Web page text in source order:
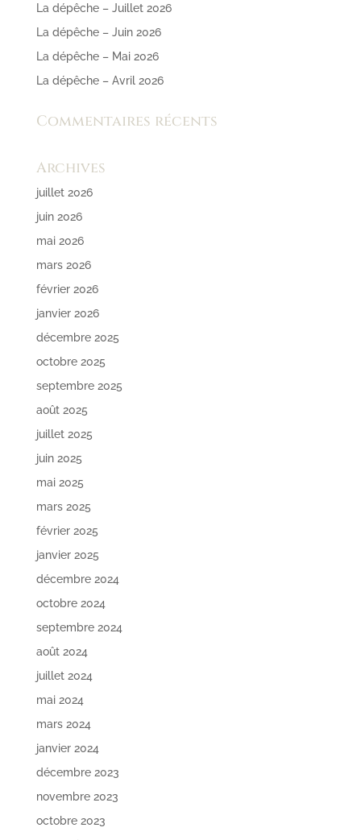
La dépêche – Juillet 2026
La dépêche – Juin 2026
La dépêche – Mai 2026
La dépêche – Avril 2026
Commentaires récents
Archives
juillet 2026
juin 2026
mai 2026
mars 2026
février 2026
janvier 2026
décembre 2025
octobre 2025
septembre 2025
août 2025
juillet 2025
juin 2025
mai 2025
mars 2025
février 2025
janvier 2025
décembre 2024
octobre 2024
septembre 2024
août 2024
juillet 2024
mai 2024
mars 2024
janvier 2024
décembre 2023
novembre 2023
octobre 2023